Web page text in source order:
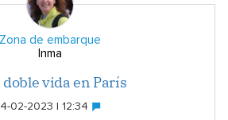
Zona de embarque
Inma
doble vida en París
02-2023 | 12:34